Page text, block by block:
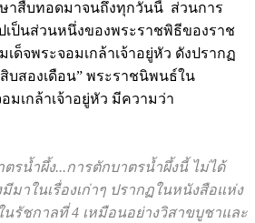
ชาวมอญจึงให้ความสำคัญเป็นอย่าง
ษาสืบทอดมาจนถึงทุกวันนี้ ส่วนการ
เป็นส่วนหนึ่งของพระราชพิธีของราช
ด็จพระจอมเกล้าเจ้าอยู่หัว ดังปรากฏ
สองเดือน” พระราชนิพนธ์ใน
รน้ำผึ้ง...การตักบาตรน้ำผึ้งนี้ ไม่ได้
มาในเรื่องเก่าๆ ปรากฏในหนังสือแห่ง